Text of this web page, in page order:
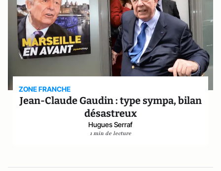
ZONE FRANCHE
Jean-Claude Gaudin : type sympa, bilan
désastreux
Hugues Serraf
1 min de lecture